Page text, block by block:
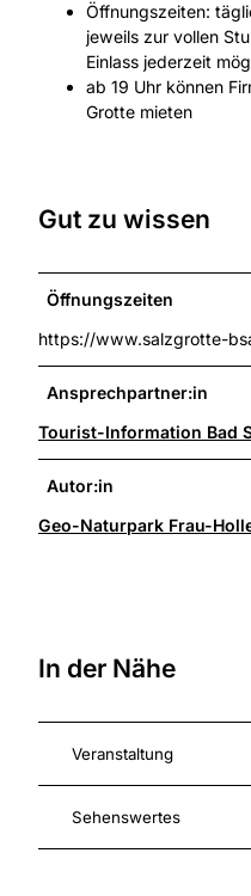
Öffnungszeiten:
jeweils zur vollen
Einlass jederzeit
ab 19 Uhr können
Grotte mieten
Gut zu wissen
Öffnungszeiten
https://www.salzgrotte-
Ansprechpartner:in
Tourist-Information Bad
Autor:in
Geo-Naturpark Frau-
In der Nähe
Veranstaltung
Sehenswertes